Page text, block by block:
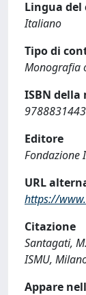
Lingua
Italiano
Tipo di
Monografia
ISBN
Editore
Fondazione
URL
https://
Citazione
Santagati,
ISMU,
Appare